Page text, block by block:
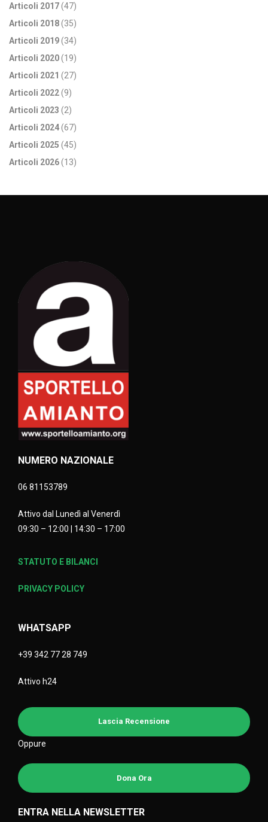
Articoli 2017(47)
Articoli 2018(35)
Articoli 2019(34)
Articoli 2020(19)
Articoli 2021 (27)
Articoli 2022(9)
Articoli 2023 (2)
Articoli 2024(67)
Articoli 2025 (45)
Articoli 2026(13)
NUMERO NAZIONALE
06 81153789
Attivo dal Lunedì al Venerdì
09:30 – 12:00 | 14:30 – 17:00
STATUTO E BILANCI
PRIVACY POLICY
WHATSAPP
+39 342 77 28 749
Attivo h24
Lascia Recensione
Oppure
Dona Ora
ENTRA NELLA NEWSLETTER